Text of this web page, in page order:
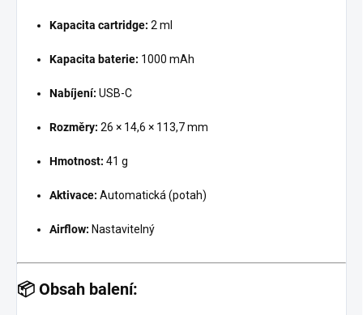
Kapacita cartridge: 2 ml
Kapacita baterie: 1000 mAh
Nabíjení: USB-C
Rozměry: 26 × 14,6 × 113,7 mm
Hmotnost: 41 g
Aktivace: Automatická (potah)
Airflow: Nastavitelný
📦 Obsah balení: